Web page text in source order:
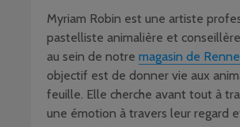
Myriam Robin est une artiste
pastelliste animalière et
au sein de notre magasin de
objectif est de donner vie aux
feuille. Elle cherche avant tout à
une émotion à travers leur regard